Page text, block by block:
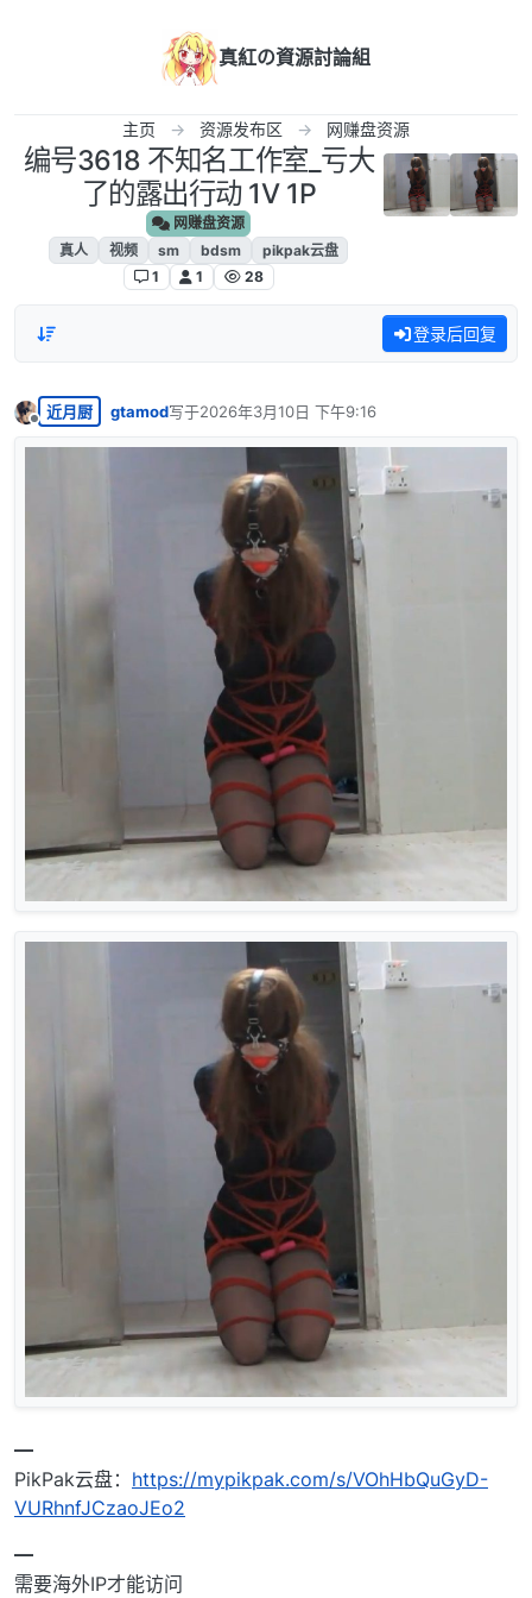
真紅の資源討論組
主页 资源发布区 网赚盘资源
编号3618 不知名工作室_亏大
了的露出行动 1V 1P
网赚盘资源
真人
视频 sm bdsm
pikpak云盘
1
1 28
登录后回复
离线
近月厨 gtamod写于2026年3月10日 下午9:16
最后由 编辑
━
PikPak云盘： https://mypikpak.com/s/VOhHbQuGyD-
VURhnfJCzaoJEo2
━
需要海外IP才能访问